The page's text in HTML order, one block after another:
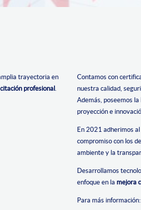
trayectoria en
profesional.
Contamos con
nuestra calidad,
Además, poseemos la
proyección e
En 2021 adherimos al
compromiso con los
ambiente y la
Desarrollamos
enfoque en la mejora
Para más información: